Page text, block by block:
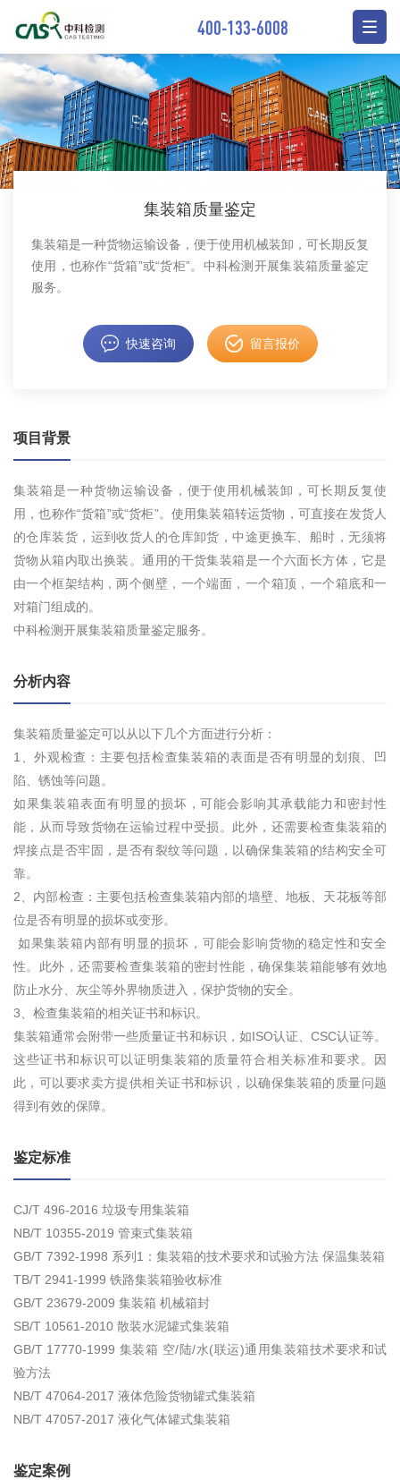
400-133-6008
集装箱质量鉴定
​集装箱是一种货物运输设备，便于使用机械装卸，可长期反复
使用，也称作“货箱”或“货柜”。中科检测开展集装箱质量鉴定
服务。
快速咨询 留言报价
项目背景
集装箱是一种货物运输设备，便于使用机械装卸，可长期反复使
用，也称作“货箱”或“货柜”。使用集装箱转运货物，可直接在发货人
的仓库装货，运到收货人的仓库卸货，中途更换车、船时，无须将
货物从箱内取出换装。通用的干货集装箱是一个六面长方体，它是
由一个框架结构，两个侧壁，一个端面，一个箱顶，一个箱底和一
对箱门组成的。
中科检测开展集装箱质量鉴定服务。
分析内容
集装箱质量鉴定可以从以下几个方面进行分析：
1、外观检查：主要包括检查集装箱的表面是否有明显的划痕、凹
陷、锈蚀等问题。
如果集装箱表面有明显的损坏，可能会影响其承载能力和密封性
能，从而导致货物在运输过程中受损。此外，还需要检查集装箱的
焊接点是否牢固，是否有裂纹等问题，以确保集装箱的结构安全可
靠。
2、内部检查：主要包括检查集装箱内部的墙壁、地板、天花板等部
位是否有明显的损坏或变形。
如果集装箱内部有明显的损坏，可能会影响货物的稳定性和安全
性。此外，还需要检查集装箱的密封性能，确保集装箱能够有效地
防止水分、灰尘等外界物质进入，保护货物的安全。
3、检查集装箱的相关证书和标识。
集装箱通常会附带一些质量证书和标识，如ISO认证、CSC认证等。
这些证书和标识可以证明集装箱的质量符合相关标准和要求。因
此，可以要求卖方提供相关证书和标识，以确保集装箱的质量问题
得到有效的保障。
鉴定标准
CJ/T 496-2016 垃圾专用集装箱
NB/T 10355-2019 管束式集装箱
GB/T 7392-1998 系列1：集装箱的技术要求和试验方法 保温集装箱
TB/T 2941-1999 铁路集装箱验收标准
GB/T 23679-2009 集装箱 机械箱封
SB/T 10561-2010 散装水泥罐式集装箱
GB/T 17770-1999 集装箱 空/陆/水(联运)通用集装箱技术要求和试
验方法
NB/T 47064-2017 液体危险货物罐式集装箱
NB/T 47057-2017 液化气体罐式集装箱
鉴定案例